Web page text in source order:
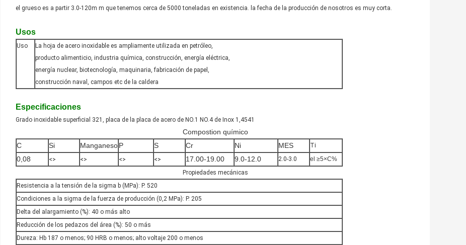
el grueso es a partir 3.0-120m m que tenemos cerca de 5000 toneladas en existencia. la fecha de la producción de nosotros es muy corta.
Usos
Uso
La hoja de acero inoxidable es ampliamente utilizada en petróleo,
producto alimenticio, industria química, construcción, energía eléctrica,
energía nuclear, biotecnología, maquinaria, fabricación de papel,
construcción naval, campos etc de la caldera
Especificaciones
Grado inoxidable superficial 321, placa de la placa de acero de NO.1 NO.4 de Inox 1,4541
Compostion químico
C
Si ManganesoP S Cr Ni MES Ti
0,08 <> <> <> <> 17.00-19.00 9.0-12.0 2.0-3.0
el ≥5×C%
Propiedades mecánicas
Resistencia a la tensión de la sigma b (MPa): P. 520
Condiciones a la sigma de la fuerza de producción (0,2 MPa): P. 205
Delta del alargamiento (%): 40 o más alto
Reducción de los pedazos del área (%): 50 o más
Dureza: Hb 187 o menos; 90 HRB o menos; alto voltaje 200 o menos